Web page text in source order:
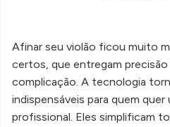
Afinar seu violão ficou muito
certos, que entregam precisão
complicação. A tecnologia
indispensáveis para quem quer
profissional. Eles simplificam